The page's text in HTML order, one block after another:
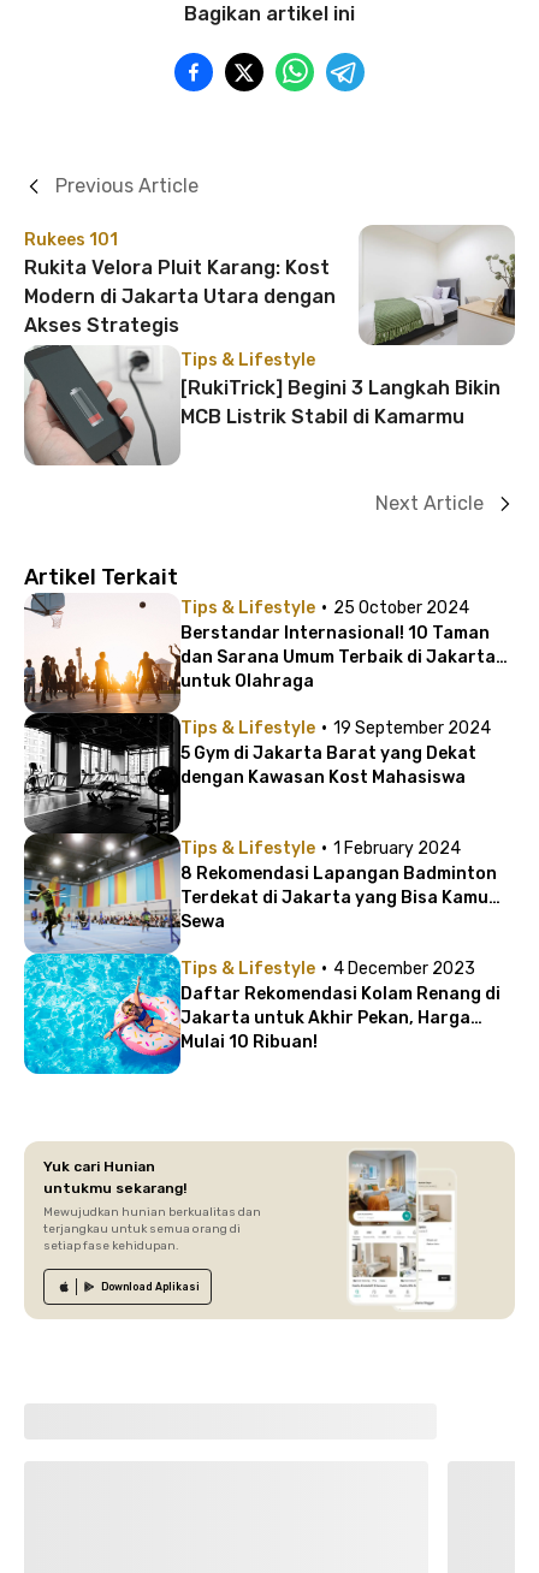
Bagikan artikel ini
Rukees 101
Rukita Velora Pluit Karang: Kost
Modern di Jakarta Utara dengan
Akses Strategis
Previous Article
Tips & Lifestyle
[RukiTrick] Begini 3 Langkah Bikin
MCB Listrik Stabil di Kamarmu
Next Article
Artikel Terkait
Tips & Lifestyle · 25 October 2024
Berstandar Internasional! 10 Taman
dan Sarana Umum Terbaik di Jakarta
untuk Olahraga
Tips & Lifestyle · 19 September 2024
5 Gym di Jakarta Barat yang Dekat
dengan Kawasan Kost Mahasiswa
Tips & Lifestyle · 1 February 2024
8 Rekomendasi Lapangan Badminton
Terdekat di Jakarta yang Bisa Kamu
Sewa
Tips & Lifestyle · 4 December 2023
Daftar Rekomendasi Kolam Renang di
Jakarta untuk Akhir Pekan, Harga
Mulai 10 Ribuan!
Yuk cari Hunian
untukmu sekarang!
Mewujudkan hunian berkualitas dan
terjangkau untuk semua orang di
setiap fase kehidupan.
Download Aplikasi